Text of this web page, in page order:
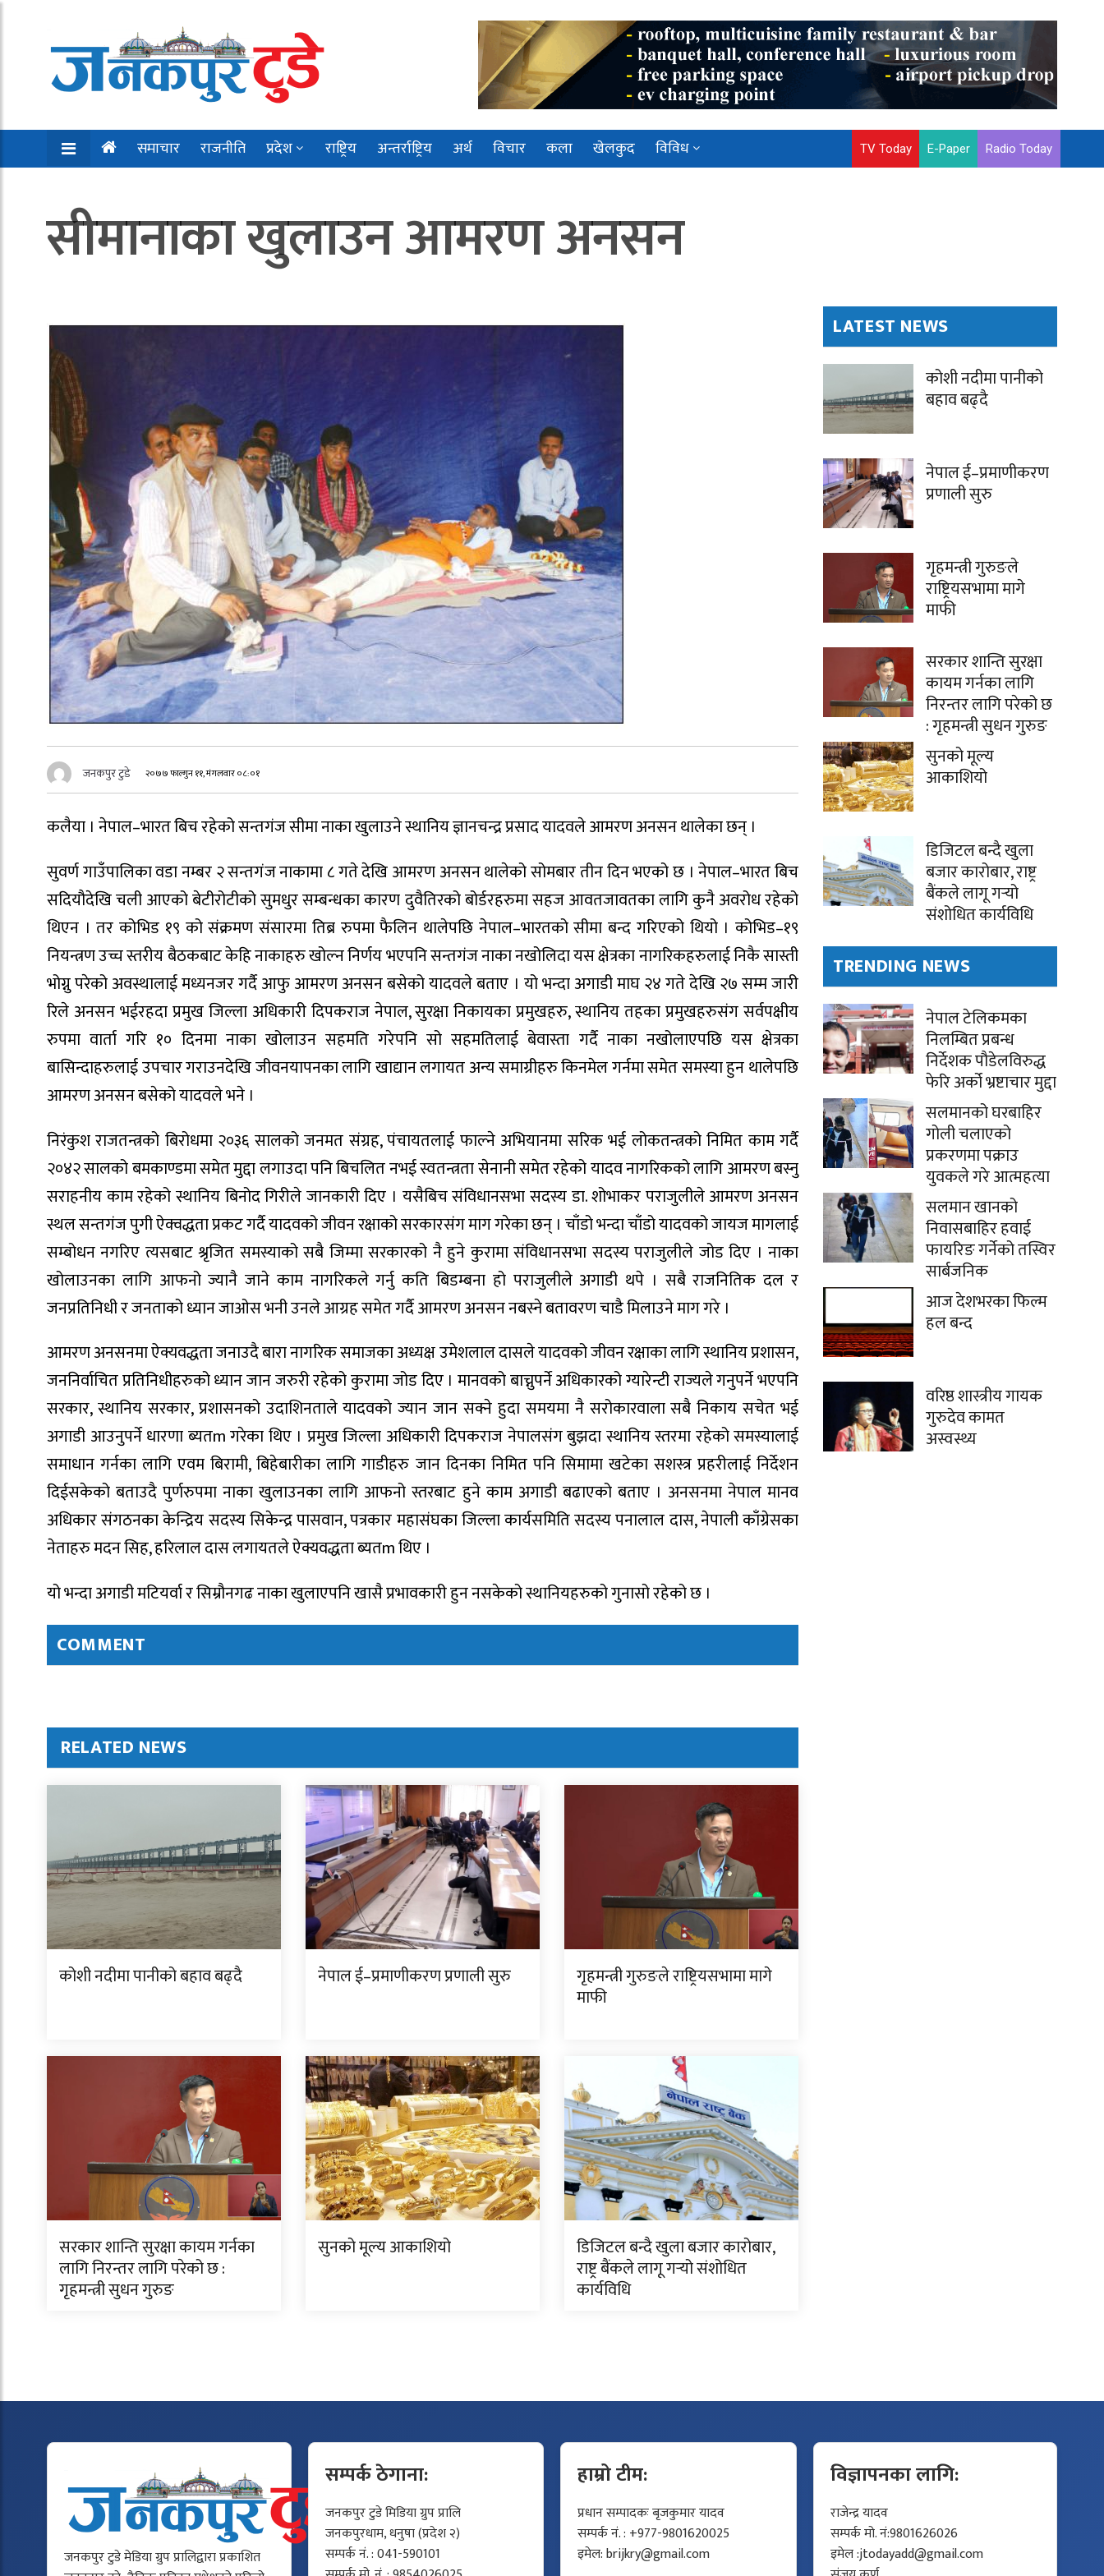
समाचार राजनीति प्रदेश राष्ट्रिय अन्तर्राष्ट्रिय अर्थ विचार कला खेलकुद विविध TV Today E-Paper Radio Today
सीमानाका खुलाउन आमरण अनसन
जनकपुर टुडे २०७७ फाल्गुन ११, मंगलवार ०८:०१
कलैया । नेपाल–भारत बिच रहेको सन्तगंज सीमा नाका खुलाउने स्थानिय ज्ञानचन्द्र प्रसाद यादवले आमरण अनसन थालेका छन् ।
सुवर्ण गाउँपालिका वडा नम्बर २ सन्तगंज नाकामा ८ गते देखि आमरण अनसन थालेको सोमबार तीन दिन भएको छ । नेपाल–भारत बिच
सदियौदेखि चली आएको बेटीरोटीको सुमधुर सम्बन्धका कारण दुवैतिरको बोर्डरहरुमा सहज आवतजावतका लागि कुनै अवरोध रहेको
थिएन । तर कोभिड १९ को संक्रमण संसारमा तिब्र रुपमा फैलिन थालेपछि नेपाल–भारतको सीमा बन्द गरिएको थियो । कोभिड–१९
नियन्त्रण उच्च स्तरीय बैठकबाट केहि नाकाहरु खोल्न निर्णय भएपनि सन्तगंज नाका नखोलिदा यस क्षेत्रका नागरिकहरुलाई निकै सास्ती
भोग्नु परेको अवस्थालाई मध्यनजर गर्दै आफु आमरण अनसन बसेको यादवले बताए । यो भन्दा अगाडी माघ २४ गते देखि २७ सम्म जारी
रिले अनसन भईरहदा प्रमुख जिल्ला अधिकारी दिपकराज नेपाल, सुरक्षा निकायका प्रमुखहरु, स्थानिय तहका प्रमुखहरुसंग सर्वपक्षीय
रुपमा वार्ता गरि १० दिनमा नाका खोलाउन सहमति गरेपनि सो सहमतिलाई बेवास्ता गर्दै नाका नखोलाएपछि यस क्षेत्रका
बासिन्दाहरुलाई उपचार गराउनदेखि जीवनयापनका लागि खाद्यान लगायत अन्य समाग्रीहरु किनमेल गर्नमा समेत समस्या हुन थालेपछि
आमरण अनसन बसेको यादवले भने ।
निरंकुश राजतन्त्रको बिरोधमा २०३६ सालको जनमत संग्रह, पंचायतलाई फाल्ने अभियानमा सरिक भई लोकतन्त्रको निमित काम गर्दै
२०४२ सालको बमकाण्डमा समेत मुद्दा लगाउदा पनि बिचलित नभई स्वतन्त्रता सेनानी समेत रहेको यादव नागरिकको लागि आमरण बस्नु
सराहनीय काम रहेको स्थानिय बिनोद गिरीले जानकारी दिए । यसैबिच संविधानसभा सदस्य डा. शोभाकर पराजुलीले आमरण अनसन
स्थल सन्तगंज पुगी ऐक्वद्धता प्रकट गर्दै यादवको जीवन रक्षाको सरकारसंग माग गरेका छन् । चाँडो भन्दा चाँडो यादवको जायज मागलाई
सम्बोधन नगरिए त्यसबाट श्रृजित समस्याको सबै जिम्मा सरकारको नै हुने कुरामा संविधानसभा सदस्य पराजुलीले जोड दिए । नाका
खोलाउनका लागि आफनो ज्यानै जाने काम नागरिकले गर्नु कति बिडम्बना हो पराजुलीले अगाडी थपे । सबै राजनितिक दल र
जनप्रतिनिधी र जनताको ध्यान जाओस भनी उनले आग्रह समेत गर्दै आमरण अनसन नबस्ने बतावरण चाडै मिलाउने माग गरे ।
आमरण अनसनमा ऐक्यवद्धता जनाउदै बारा नागरिक समाजका अध्यक्ष उमेशलाल दासले यादवको जीवन रक्षाका लागि स्थानिय प्रशासन,
जननिर्वाचित प्रतिनिधीहरुको ध्यान जान जरुरी रहेको कुरामा जोड दिए । मानवको बाच्नुपर्ने अधिकारको ग्यारेन्टी राज्यले गनुपर्ने भएपनि
सरकार, स्थानिय सरकार, प्रशासनको उदाशिनताले यादवको ज्यान जान सक्ने हुदा समयमा नै सरोकारवाला सबै निकाय सचेत भई
अगाडी आउनुपर्ने धारणा ब्यतm गरेका थिए । प्रमुख जिल्ला अधिकारी दिपकराज नेपालसंग बुझदा स्थानिय स्तरमा रहेको समस्यालाई
समाधान गर्नका लागि एवम बिरामी, बिहेबारीका लागि गाडीहरु जान दिनका निमित पनि सिमामा खटेका सशस्त्र प्रहरीलाई निर्देशन
दिईसकेको बताउदै पुर्णरुपमा नाका खुलाउनका लागि आफनो स्तरबाट हुने काम अगाडी बढाएको बताए । अनसनमा नेपाल मानव
अधिकार संगठनका केन्द्रिय सदस्य सिकेन्द्र पासवान, पत्रकार महासंघका जिल्ला कार्यसमिति सदस्य पनालाल दास, नेपाली काँग्रेसका
नेताहरु मदन सिह, हरिलाल दास लगायतले ऐक्यवद्धता ब्यतm थिए ।
यो भन्दा अगाडी मटियर्वा र सिम्रौनगढ नाका खुलाएपनि खासै प्रभावकारी हुन नसकेको स्थानियहरुको गुनासो रहेको छ ।
COMMENT
RELATED NEWS
कोशी नदीमा पानीको बहाव बढ्दै नेपाल ई–प्रमाणीकरण प्रणाली सुरु गृहमन्त्री गुरुङले राष्ट्रियसभामा मागे
माफी
सरकार शान्ति सुरक्षा कायम गर्नका
लागि निरन्तर लागि परेको छ :
गृहमन्त्री सुधन गुरुङ
सुनको मूल्य आकाशियो डिजिटल बन्दै खुला बजार कारोबार,
राष्ट्र बैंकले लागू गर्‍यो संशोधित
कार्यविधि
LATEST NEWS
कोशी नदीमा पानीको
बहाव बढ्दै
नेपाल ई–प्रमाणीकरण
प्रणाली सुरु
गृहमन्त्री गुरुङले
राष्ट्रियसभामा मागे
माफी
सरकार शान्ति सुरक्षा
कायम गर्नका लागि
निरन्तर लागि परेको छ
: गृहमन्त्री सुधन गुरुङ
सुनको मूल्य
आकाशियो
डिजिटल बन्दै खुला
बजार कारोबार, राष्ट्र
बैंकले लागू गर्‍यो
संशोधित कार्यविधि
TRENDING NEWS
नेपाल टेलिकमका
निलम्बित प्रबन्ध
निर्देशक पौडेलविरुद्ध
फेरि अर्को भ्रष्टाचार मुद्दा
सलमानको घरबाहिर
गोली चलाएको
प्रकरणमा पक्राउ
युवकले गरे आत्महत्या
सलमान खानको
निवासबाहिर हवाई
फायरिङ गर्नेको तस्विर
सार्बजनिक
आज देशभरका फिल्म
हल बन्द
वरिष्ठ शास्त्रीय गायक
गुरुदेव कामत
अस्वस्थ्य
जनकपुर टुडे मेडिया ग्रुप प्रालिद्वारा प्रकाशित
सम्पर्क ठेगाना:
जनकपुर टुडे मिडिया ग्रुप प्रालि
जनकपुरधाम, धनुषा (प्रदेश २)
सम्पर्क नं. : 041-590101
हाम्रो टीम:
प्रधान सम्पादकः बृजकुमार यादव
सम्पर्क नं. : +977-9801620025
इमेल:brijkry@gmail.com
विज्ञापनका लागि:
राजेन्द्र यादव
सम्पर्क मो. नं:9801626026
इमेल :jtodayadd@gmail.com